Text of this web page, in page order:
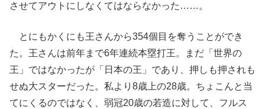
させてアウトにしなくてはならなかった……。
とにもかくにも王さんから354個目を奪うことができ
た。王さんは前年まで6年連続本塁打王。まだ「世界の
王」ではなかったが「日本の王」であり、押しも押されも
せぬ大スターだった。私より8歳上の28歳。ちょこんと当
てにくるのではなく、弱冠20歳の若造に対して、フルス